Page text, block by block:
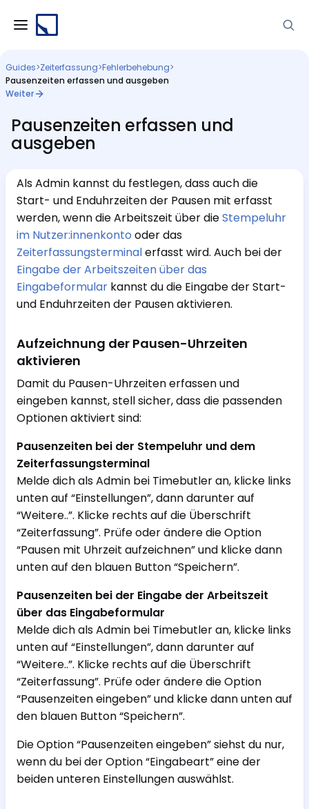
Guides>Zeiterfassung>Fehlerbehebung>
Pausenzeiten erfassen und ausgeben
Weiter
Pausenzeiten erfassen und
ausgeben
Als Admin kannst du festlegen, dass auch die
Start- und Enduhrzeiten der Pausen mit erfasst
werden, wenn die Arbeitszeit über dieStempeluhr
im Nutzer:innenkonto oder das
Zeiterfassungsterminalerfasst wird. Auch bei der
Eingabe der Arbeitszeiten über das
Eingabeformular kannst du die Eingabe der Start-
und Enduhrzeiten der Pausen aktivieren.
Aufzeichnung der Pausen-Uhrzeiten
aktivieren
Damit du Pausen-Uhrzeiten erfassen und
eingeben kannst, stell sicher, dass die passenden
Optionen aktiviert sind:
Pausenzeiten bei der Stempeluhr und dem
Zeiterfassungsterminal
Melde dich als Admin bei Timebutler an, klicke links
unten auf “Einstellungen”, dann darunter auf
“Weitere..”. Klicke rechts auf die Überschrift
“Zeiterfassung”. Prüfe oder ändere die Option
“Pausen mit Uhrzeit aufzeichnen” und klicke dann
unten auf den blauen Button “Speichern”.
Pausenzeiten bei der Eingabe der Arbeitszeit
über das Eingabeformular
Melde dich als Admin bei Timebutler an, klicke links
unten auf “Einstellungen”, dann darunter auf
“Weitere..”. Klicke rechts auf die Überschrift
“Zeiterfassung”. Prüfe oder ändere die Option
“Pausenzeiten eingeben” und klicke dann unten auf
den blauen Button “Speichern”.
Die Option “Pausenzeiten eingeben” siehst du nur,
wenn du bei der Option “Eingabeart” eine der
beiden unteren Einstellungen auswählst.